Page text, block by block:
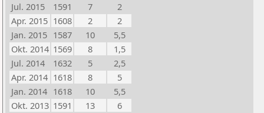
Jul. 2015
1591 7
2
Apr. 2015 1608 2
2
Jan. 2015 1587 10
5,5
Okt. 2014 1569 8
1,5
Jul. 2014
1632 5
2,5
Apr. 2014 1618 8
5
Jan. 2014 1618 10
5,5
Okt. 2013 1591 13
6